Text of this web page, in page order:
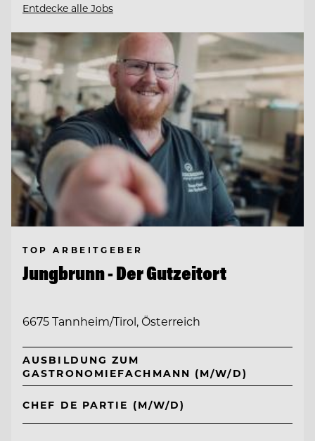
Entdecke alle Jobs
TOP ARBEITGEBER
Jungbrunn - Der Gutzeitort
6675 Tannheim/Tirol, Österreich
AUSBILDUNG ZUM
GASTRONOMIEFACHMANN (M/W/D)
CHEF DE PARTIE (M/W/D)